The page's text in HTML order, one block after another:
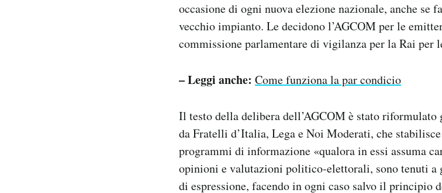
occasione di ogni nuova elezione nazionale, anche se
vecchio impianto. Le decidono l’AGCOM per le
commissione parlamentare di vigilanza per la Rai per
– Leggi anche: Come funziona la par condicio
Il testo della delibera dell’AGCOM è stato riformulato
da Fratelli d’Italia, Lega e Noi Moderati, che
programmi di informazione «qualora in essi assuma
opinioni e valutazioni politico-elettorali, sono tenuti a
di espressione, facendo in ogni caso salvo il